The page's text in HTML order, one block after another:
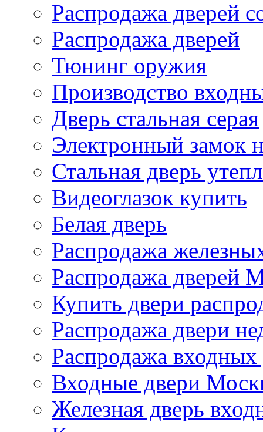
Распродажа дверей
Распродажа дверей
Тюнинг оружия
Производство
Дверь стальная серая
Электронный замок
Стальная дверь
Видеоглазок купить
Белая дверь
Распродажа
Распродажа дверей
Купить двери
Распродажа двери
Распродажа
Входные двери
Железная дверь